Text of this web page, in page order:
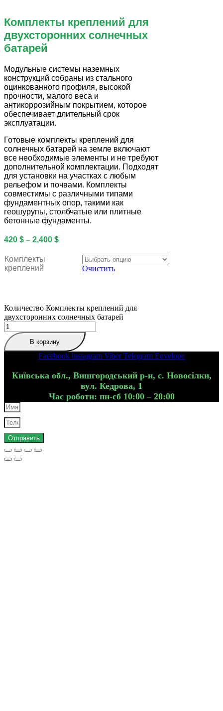
Комплекты креплений для
двухсторонних солнечных
батарей
Модульные системы наземных
конструкций собраны из стального
оцинкованного профиля, высокой
прочности, малого веса и
антикоррозийным покрытием, которое
обеспечивает длительный срок
эксплуатации.
Готовые комплекты креплений для
солнечных батарей на земле включают
все необходимые элементы и не требуют
дополнительной комплектации. Подходят
для установки на участках с любым
рельефом и почвами. Комплекты
совместимы с различными типами
фундаментных опор, такими как
геошурупы, столбчатые или плитные
бетонные фундаменты.
420 $ – 2,400 $
Комплекты
креплений
Очистить
Количество Комплекты креплений для
двухсторонних солнечных батарей
В корзину
Facebook Instagram Viber Telegram Envelope
Київська обл., Вишгородський р-н, с. Новосілки,
вул. Кедрова, 1
Час роботи: пн-сб 10:00 – 20:00
Отправить